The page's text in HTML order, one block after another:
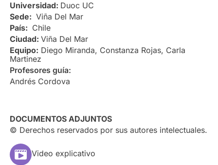
Universidad: Duoc UC
Sede: Viña Del Mar
País: Chile
Ciudad: Viña Del Mar
Equipo: Diego Miranda, Constanza Rojas, Carla
Martinez
Profesores guía:
Andrés Cordova
DOCUMENTOS ADJUNTOS
© Derechos reservados por sus autores intelectuales.
Video explicativo